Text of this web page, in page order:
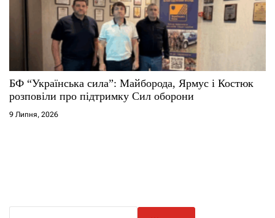
БФ “Українська сила”: Майборода, Ярмус і Костюк
розповіли про підтримку Сил оборони
9 Липня, 2026